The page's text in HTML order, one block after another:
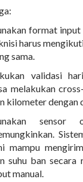
format input
harus
sama.
validasi
melakukan
kilometer dengan
sensor
mampu
suhu ban secara
manual.